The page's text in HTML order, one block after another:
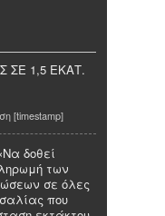
ΣΕ 1,5 ΕΚΑΤ.
[timestamp]
δοθεί
των
σε όλες
που